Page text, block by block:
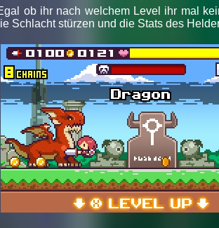
ob ihr nach welchem Level ihr mal
Schlacht stürzen und die Stats des